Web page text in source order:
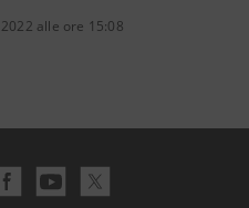
alle ore 15:08